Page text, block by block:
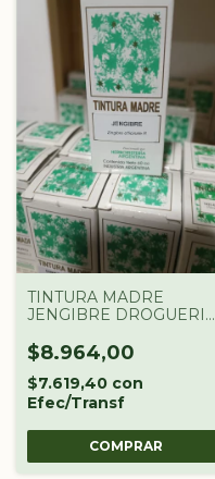
TINTURA MADRE
JENGIBRE DROGUERIA
$8.964,00
$7.619,40 con
Efec/Transf